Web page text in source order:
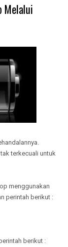
Melalui
terkecuali untuk
menggunakan
perintah berikut :
berikut :